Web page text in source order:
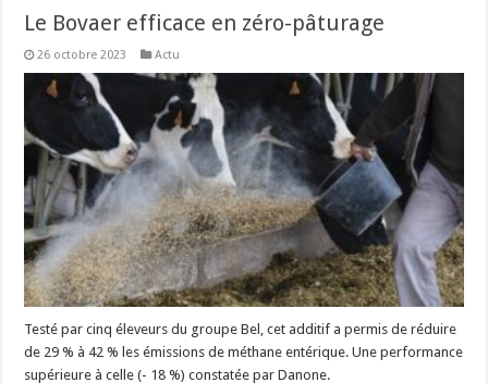
Le Bovaer efficace en zéro-pâturage
26 octobre 2023 Actu
Testé par cinq éleveurs du groupe Bel, cet additif a permis de réduire
de 29 % à 42 % les émissions de méthane entérique. Une performance
supérieure à celle (- 18 %) constatée par Danone.